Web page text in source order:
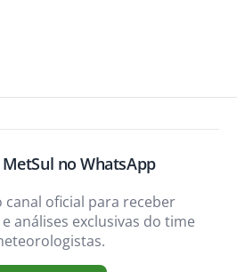
MetSul no WhatsApp
canal oficial para receber
análises exclusivas do time